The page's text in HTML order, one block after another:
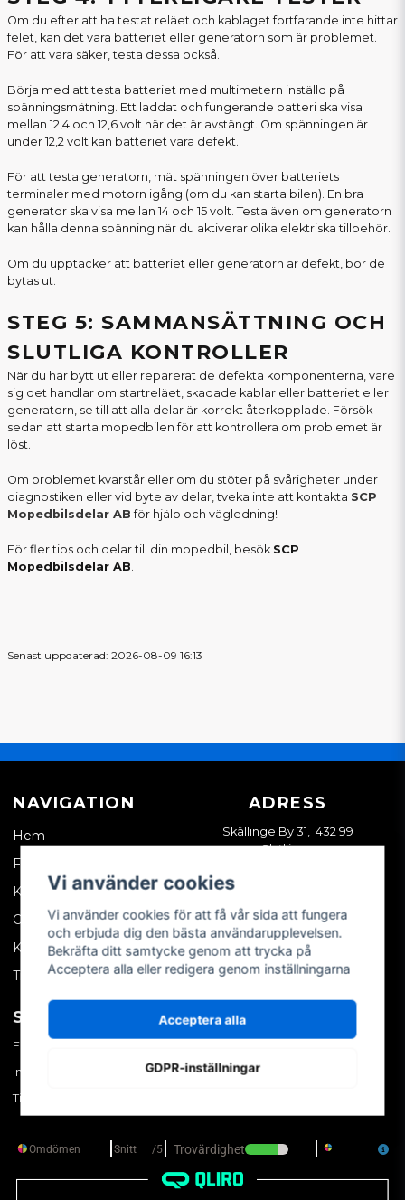
Om du efter att ha testat reläet och kablaget fortfarande inte hittar
felet, kan det vara batteriet eller generatorn som är problemet.
För att vara säker, testa dessa också.
Börja med att testa batteriet med multimetern inställd på
spänningsmätning. Ett laddat och fungerande batteri ska visa
mellan 12,4 och 12,6 volt när det är avstängt. Om spänningen är
under 12,2 volt kan batteriet vara defekt.
För att testa generatorn, mät spänningen över batteriets
terminaler med motorn igång (om du kan starta bilen). En bra
generator ska visa mellan 14 och 15 volt. Testa även om generatorn
kan hålla denna spänning när du aktiverar olika elektriska tillbehör.
Om du upptäcker att batteriet eller generatorn är defekt, bör de
bytas ut.
STEG 5: SAMMANSÄTTNING OCH
SLUTLIGA KONTROLLER
När du har bytt ut eller reparerat de defekta komponenterna, vare
sig det handlar om startreläet, skadade kablar eller batteriet eller
generatorn, se till att alla delar är korrekt återkopplade. Försök
sedan att starta mopedbilen för att kontrollera om problemet är
löst.
Om problemet kvarstår eller om du stöter på svårigheter under
diagnostiken eller vid byte av delar, tveka inte att kontakta SCP
Mopedbilsdelar AB för hjälp och vägledning!
För fler tips och delar till din mopedbil, besök SCP
Mopedbilsdelar AB.
Senast uppdaterad: 2026-08-09 16:13
NAVIGATION
Hem
Företagskund
Kontakta oss
Om oss
Köpvillkor
Tips & trix
ADRESS
Skällinge By 31, 432 99
Skällinge
SOCIALA MEDIER
Facebook
Instagram
TikTok
MITT KONTO
Skapa konto
Vi använder cookies
Vi använder cookies för att få vår sida att fungera
och erbjuda dig den bästa användarupplevelsen.
Bekräfta ditt samtycke genom att trycka på
Acceptera alla eller redigera genom inställningarna
Acceptera alla
GDPR-inställningar